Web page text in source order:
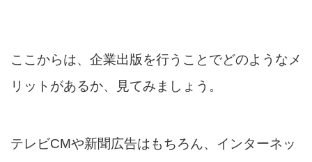
ここからは、企業出版を行うことでどのようなメ
リットがあるか、見てみましょう。
テレビCMや新聞広告はもちろん、インターネッ